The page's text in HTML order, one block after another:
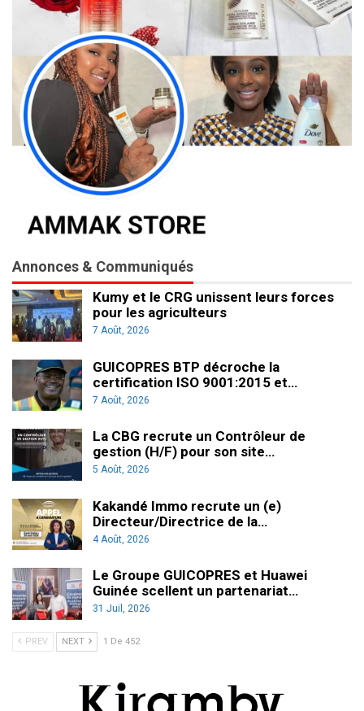
Annonces & Communiqués
Kumy et le CRG unissent leurs forces
pour les agriculteurs
7 Août, 2026
GUICOPRES BTP décroche la
certification ISO 9001:2015 et…
7 Août, 2026
La CBG recrute un Contrôleur de
gestion (H/F) pour son site…
5 Août, 2026
Kakandé Immo recrute un (e)
Directeur/Directrice de la…
4 Août, 2026
Le Groupe GUICOPRES et Huawei
Guinée scellent un partenariat…
31 Juil, 2026
PREV NEXT 1 De 452